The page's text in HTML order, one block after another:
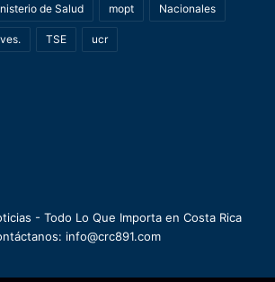
de Salud mopt Nacionales
TSE ucr
- Todo Lo Que Importa en Costa Rica
info@crc891.com